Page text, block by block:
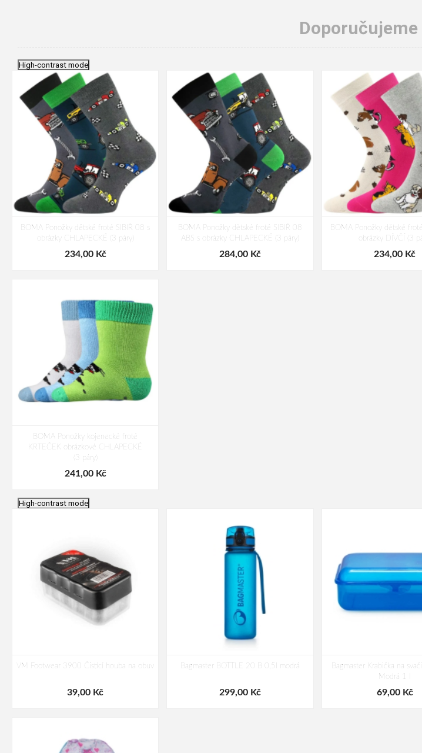
High-contrast mode
BOMA Ponožky dětské froté SIBIŘ 08 s
obrázky CHLAPECKÉ (3 páry)
234,00 Kč
BOMA Ponožky dětské froté SIBIŘ 08
ABS s obrázky CHLAPECKÉ (3 páry)
284,00 Kč
BOMA Ponožky dětské
obrázky DÍVČÍ (3
234,00 Kč
BOMA Ponožky kojenecké froté
KRTEČEK obrázkové CHLAPECKÉ
(3 páry)
241,00 Kč
High-contrast mode
VM Footwear 3900 Čistící houba na obuv
39,00 Kč
Bagmaster BOTTLE 20 B 0,5l modrá
299,00 Kč
Bagmaster Krabička na
Modrá 1 l
69,00 Kč